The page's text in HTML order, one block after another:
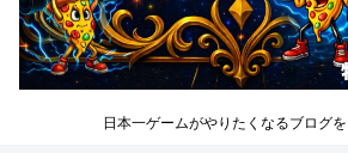
日本一ゲームがやりたくなるブログ